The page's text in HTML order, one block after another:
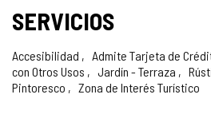
SERVICIOS
Accesibilidad Admite Tarjeta de
con Otros Usos
Jardín - Terraza
Pintoresco
Zona de Interés Turístico